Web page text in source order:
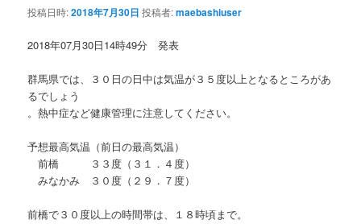
投稿日時:2018年7月30日 投稿者:maebashiuser
2018年07月30日14時49分 発表
群馬県では、３０日の日中は気温が３５度以上となるところがあ
るでしょう
。熱中症など健康管理に注意してください。
予想最高気温（前日の最高気温）
前橋 ３３度（３１．４度）
みなかみ ３０度（２９．７度）
前橋で３０度以上の時間帯は、１８時頃まで。